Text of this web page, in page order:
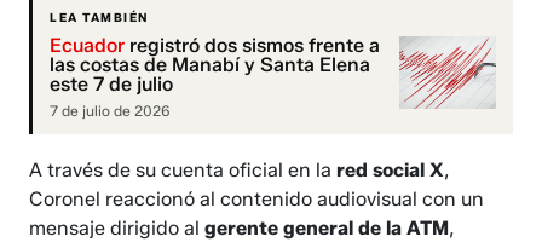
LEA TAMBIÉN
Ecuador registró dos sismos frente a
las costas de Manabí y Santa Elena
este 7 de julio
7 de julio de 2026
A través de su cuenta oficial en lared social X,
Coronel reaccionó al contenido audiovisual con un
mensaje dirigido algerente general de la ATM,